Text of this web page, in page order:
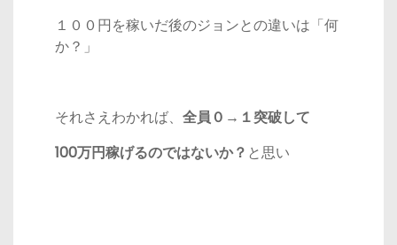
１００円を稼いだ後のジョンとの違いは「何
か？」
それさえわかれば、 全員０→１突破して
100万円稼げるのではないか？ と思い